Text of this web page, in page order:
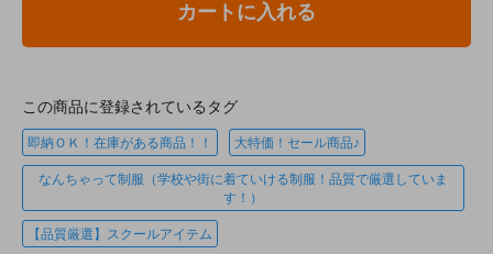
カートに入れる
この商品に登録されているタグ
即納ＯＫ！在庫がある商品！！ 大特価！セール商品♪
なんちゃって制服（学校や街に着ていける制服！品質で厳選していま
す！）
【品質厳選】スクールアイテム